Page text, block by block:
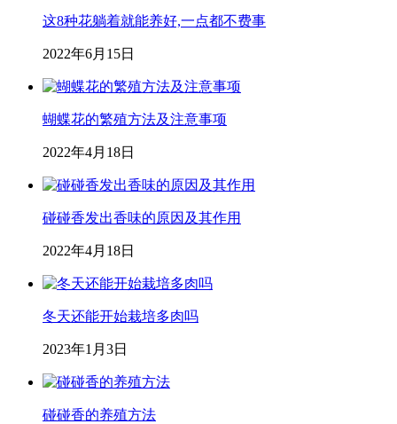
这8种花躺着就能养好,一点都不费事
2022年6月15日
蝴蝶花的繁殖方法及注意事项
2022年4月18日
碰碰香发出香味的原因及其作用
2022年4月18日
冬天还能开始栽培多肉吗
2023年1月3日
碰碰香的养殖方法